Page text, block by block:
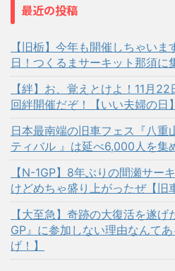
最近の投稿
【旧栃】今年も開催しちゃい
日！つくるまサーキット那須に
【絆】お、覚えとけよ！11月
回絆開催だぞ！【いい夫婦の日】
日本最南端の旧車フェス『八重
ティバル 』は延べ6,000人を集
【N-1GP】8年ぶりの間瀬サー
けどめちゃ盛り上がったぜ【旧
【大至急】奇跡の大復活を遂
GP』に参加しない理由なんて
げ！】